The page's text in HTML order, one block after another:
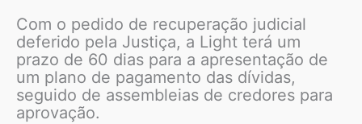
Com o pedido de recuperação judicial
deferido pela Justiça, a Light terá um
prazo de 60 dias para a apresentação de
um plano de pagamento das dívidas,
seguido de assembleias de credores para
aprovação.